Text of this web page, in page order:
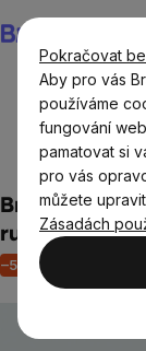
Pokračovat
Aby pro vás
používáme
fungování
pamatovat si
pro vás
můžete
Zásadách
na
obsah
Oblečení a
Dámská
BrainMax
rukávem,
–50 %
je